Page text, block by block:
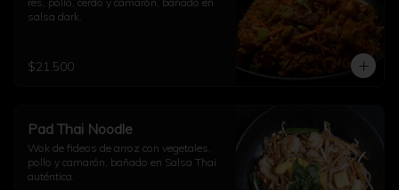
salsa dark.
$21.500
Pad Thai Noodle
Wok de fideos de arroz con vegetales,
pollo y camarón, bañado en Salsa Thai
auténtica.